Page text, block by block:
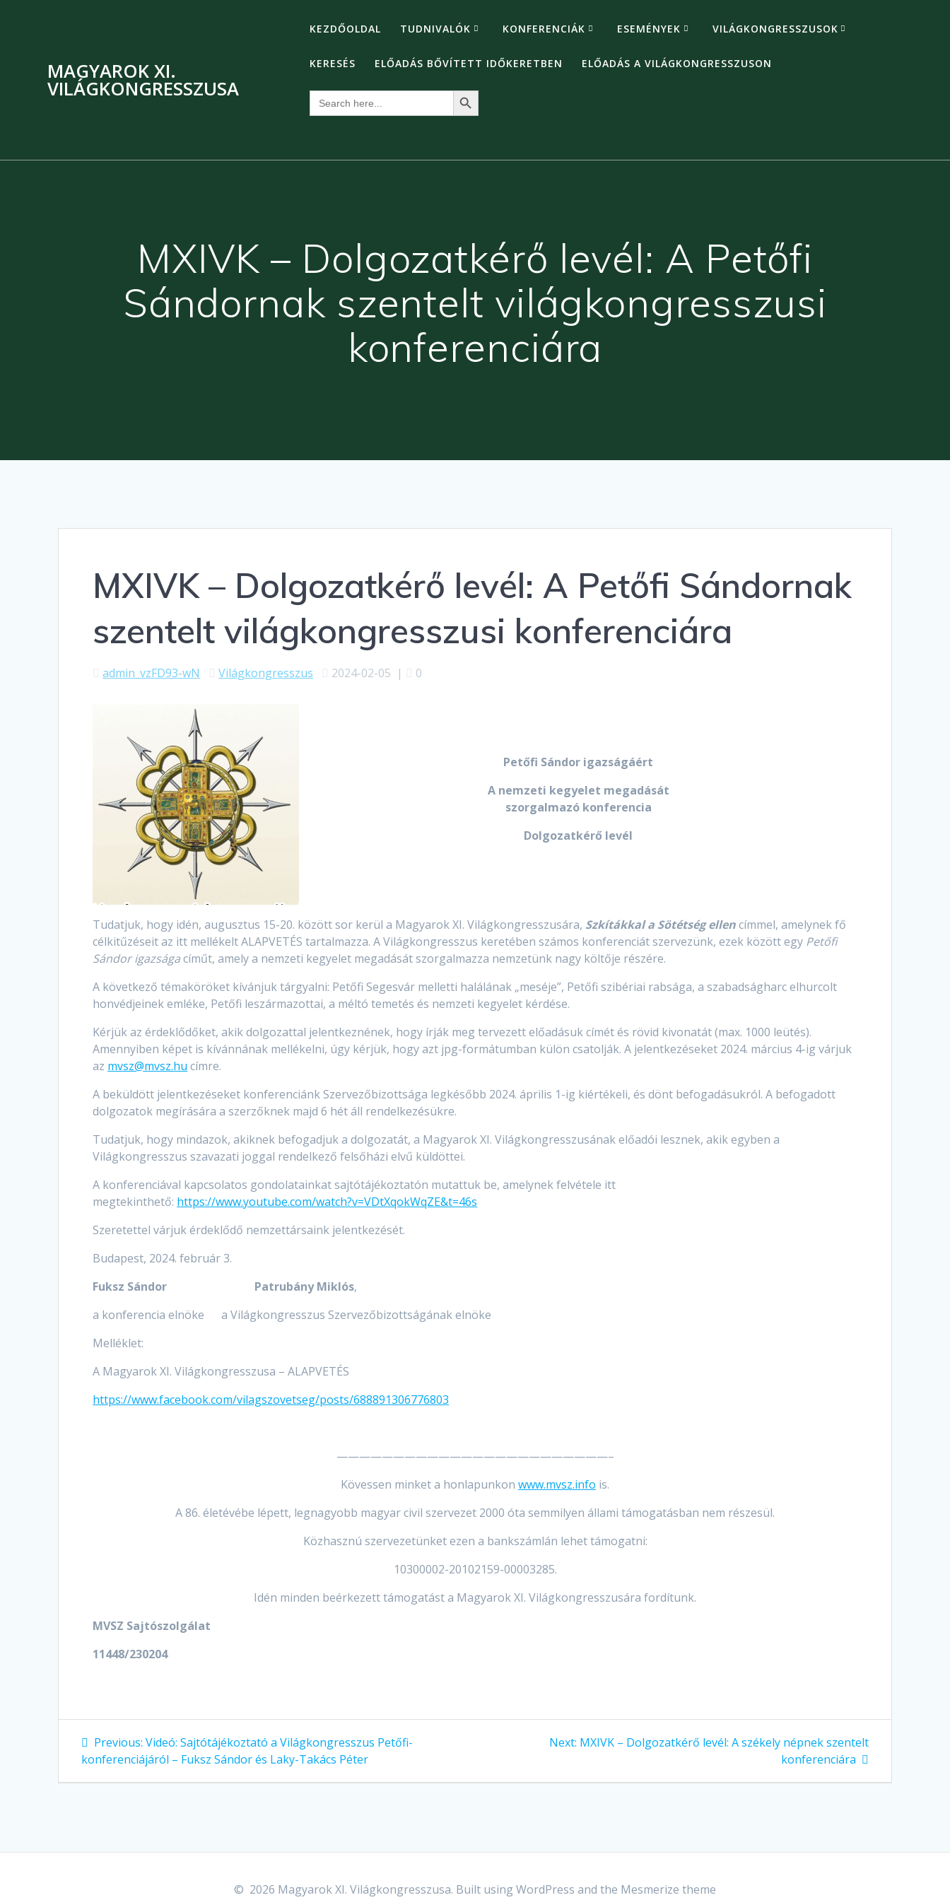
MAGYAROK XI.
VILÁGKONGRESSZUSA
KEZDŐOLDAL TUDNIVALÓK KONFERENCIÁK ESEMÉNYEK VILÁGKONGRESSZUSOK
KERESÉS ELŐADÁS BŐVÍTETT IDŐKERETBEN ELŐADÁS A VILÁGKONGRESSZUSON
Search
for:
Search Button
MXIVK – Dolgozatkérő levél: A Petőfi
Sándornak szentelt világkongresszusi
konferenciára
MXIVK – Dolgozatkérő levél: A Petőfi Sándornak
szentelt világkongresszusi konferenciára
admin_vzFD93-wN Világkongresszus 2024-02-05 | 0
Petőfi Sándor igazságáért
A nemzeti kegyelet megadását
szorgalmazó konferencia
Dolgozatkérő levél
Tudatjuk, hogy idén, augusztus 15-20. között sor kerül a Magyarok XI. Világkongresszusára, Szkítákkal a Sötétség ellencímmel, amelynek fő
célkitűzéseit az itt mellékelt ALAPVETÉS tartalmazza. A Világkongresszus keretében számos konferenciát szervezünk, ezek között egy Petőfi
Sándor igazságacíműt, amely a nemzeti kegyelet megadását szorgalmazza nemzetünk nagy költője részére.
A következő témaköröket kívánjuk tárgyalni: Petőfi Segesvár melletti halálának „meséje”, Petőfi szibériai rabsága, a szabadságharc elhurcolt
honvédjeinek emléke, Petőfi leszármazottai, a méltó temetés és nemzeti kegyelet kérdése.
Kérjük az érdeklődőket, akik dolgozattal jelentkeznének, hogy írják meg tervezett előadásuk címét és rövid kivonatát (max. 1000 leütés).
Amennyiben képet is kívánnának mellékelni, úgy kérjük, hogy azt jpg-formátumban külön csatolják. A jelentkezéseket 2024. március 4-ig várjuk
az mvsz@mvsz.hu címre.
A beküldött jelentkezéseket konferenciánk Szervezőbizottsága legkésőbb 2024. április 1-ig kiértékeli, és dönt befogadásukról. A befogadott
dolgozatok megírására a szerzőknek majd 6 hét áll rendelkezésükre.
Tudatjuk, hogy mindazok, akiknek befogadjuk a dolgozatát, a Magyarok XI. Világkongresszusának előadói lesznek, akik egyben a
Világkongresszus szavazati joggal rendelkező felsőházi elvű küldöttei.
A konferenciával kapcsolatos gondolatainkat sajtótájékoztatón mutattuk be, amelynek felvétele itt
megtekinthető: https://www.youtube.com/watch?v=VDtXqokWqZE&t=46s
Szeretettel várjuk érdeklődő nemzettársaink jelentkezését.
Budapest, 2024. február 3.
Fuksz Sándor Patrubány Miklós,
a konferencia elnöke a Világkongresszus Szervezőbizottságának elnöke
Melléklet:
A Magyarok XI. Világkongresszusa – ALAPVETÉS
https://www.facebook.com/vilagszovetseg/posts/688891306776803
————————————————————————–
Kövessen minket a honlapunkon www.mvsz.info is.
A 86. életévébe lépett, legnagyobb magyar civil szervezet 2000 óta semmilyen állami támogatásban nem részesül.
Közhasznú szervezetünket ezen a bankszámlán lehet támogatni:
10300002-20102159-00003285.
Idén minden beérkezett támogatást a Magyarok XI. Világkongresszusára fordítunk.
MVSZ Sajtószolgálat
11448/230204
Previous: Videó: Sajtótájékoztató a Világkongresszus Petőfi-
konferenciájáról – Fuksz Sándor és Laky-Takács Péter
Next: MXIVK – Dolgozatkérő levél: A székely népnek szentelt
konferenciára
© 2026 Magyarok XI. Világkongresszusa. Built using WordPress and the Mesmerize theme